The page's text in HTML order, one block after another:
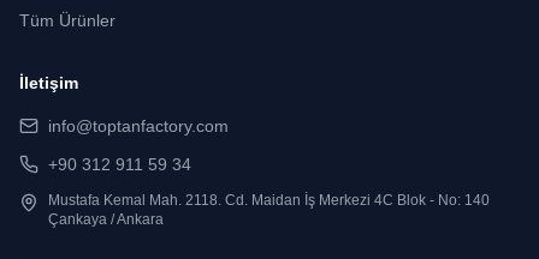
Tüm Ürünler
İletişim
info@toptanfactory.com
+90 312 911 59 34
Mustafa Kemal Mah. 2118. Cd. Maidan İş Merkezi 4C Blok - No: 140
Çankaya / Ankara